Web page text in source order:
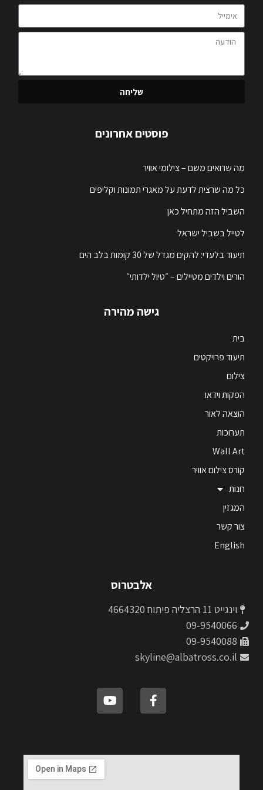
שליחה
פוסטים אחרונים
מה שרואים משם – צילומי אוויר
כל מה שרצית לדעת על מאגרי תמונות וקליפים
השביל הזה מתחיל כאן
לטייל בשביל ישראל
תיעוד בלעדי: להקים מגדל של 30 קומות בלב הים
הורים וילדים מטיילים – ״טיול ילדותי״
גישה מהירה
בית
תיעוד פרויקטים
צילום
הפקות וידאו
הוצאה לאור
תערוכות
Wall Art
קורס צילום אוויר
חנות
המגזין
צור קשר
English
אלבטרוס
וינגייט 11 הרצליה פיתוח 4664320
09-9540066
09-9540088
skyline@albatross.co.il